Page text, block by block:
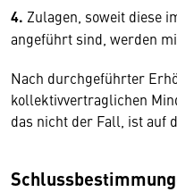
4. Zulagen, soweit diese
angeführt sind, werden
Nach durchgeführter
kollektivvertraglichen
das nicht der Fall, ist auf